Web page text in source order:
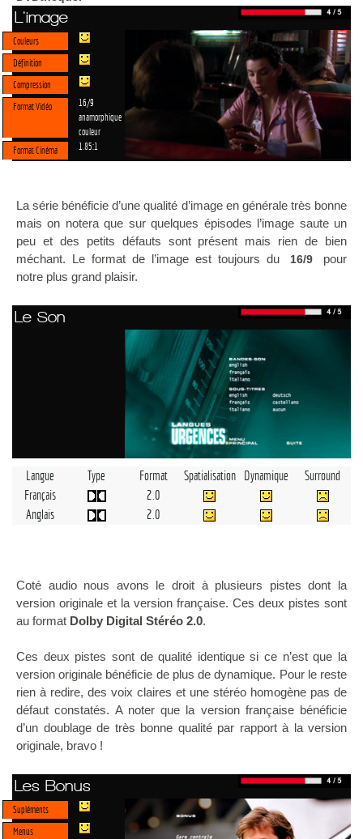
L'image
Couleurs
Définition
Compression
Format Vidéo
16/9
anamorphique
couleur
Format Cinéma
1.85:1
La série bénéficie d’une qualité d’image en générale très bonne
mais on notera que sur quelques épisodes l’image saute un
peu et des petits défauts sont présent mais rien de bien
méchant. Le format de l’image est toujours du
16/9
pour
notre plus grand plaisir.
Le Son
Langue Type Format Spatialisation Dynamique
Surround
Français
2.0
Anglais
2.0
Coté audio nous avons le droit à plusieurs pistes dont la
version originale et la version française. Ces deux pistes sont
au format Dolby Digital Stéréo 2.0.
Ces deux pistes sont de qualité identique si ce n’est que la
version originale bénéficie de plus de dynamique. Pour le reste
rien à redire, des voix claires et une stéréo homogène pas de
défaut constatés. A noter que la version française bénéficie
d’un doublage de très bonne qualité par rapport à la version
originale, bravo !
Les Bonus
Supléments
Menus